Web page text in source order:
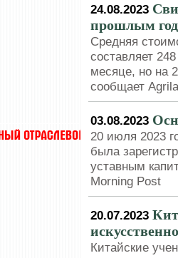
24.08.2023
прошлым
Средняя
составляет
месяце, но на
сообщает
03.08.2023
20 июля 2023
была
уставным
Morning Post
20.07.2023
Китайские